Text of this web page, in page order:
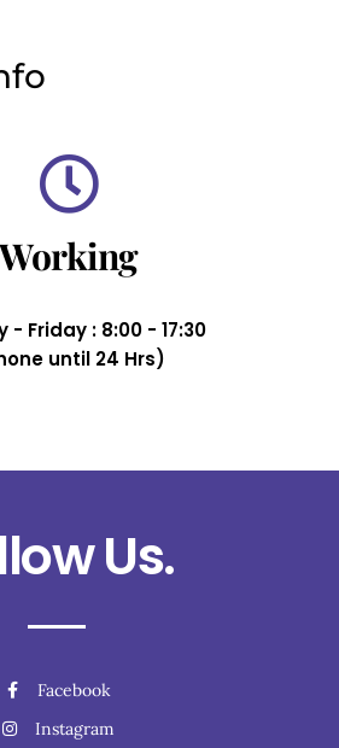
Working
- Friday : 8:00 - 17:30
until 24 Hrs)
Us.
Facebook
Instagram